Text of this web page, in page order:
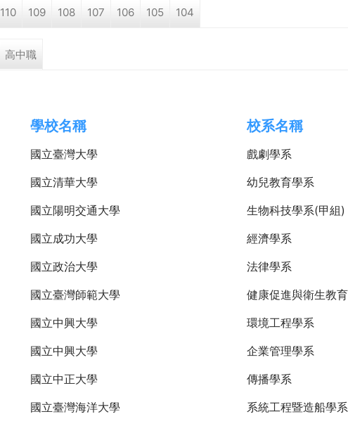
110 109 108 107 106 105 104
高中職
學校名稱 校系名稱
國立臺灣大學
戲劇學系
國立清華大學
幼兒教育學系
國立陽明交通大學
生物科技學系(甲組)
國立成功大學
經濟學系
國立政治大學
法律學系
國立臺灣師範大學
健康促進與衛生教
國立中興大學
環境工程學系
國立中興大學
企業管理學系
國立中正大學
傳播學系
國立臺灣海洋大學 系統工程暨造船學系